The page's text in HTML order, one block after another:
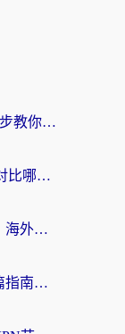
从墨西哥回国内的VPN怎么选？3步教你无缝刷剧、玩国服游戏
ChickCN VPN和番茄加速器VPN对比哪个回国效果更好？海外党亲测后的真实答案
在国外用什么网络加速器比较好？海外党亲测：从痛点到解决方案的全攻略
海外看国内电视直播总卡顿？这篇指南教你选对回国加速器，无缝追剧不发愁